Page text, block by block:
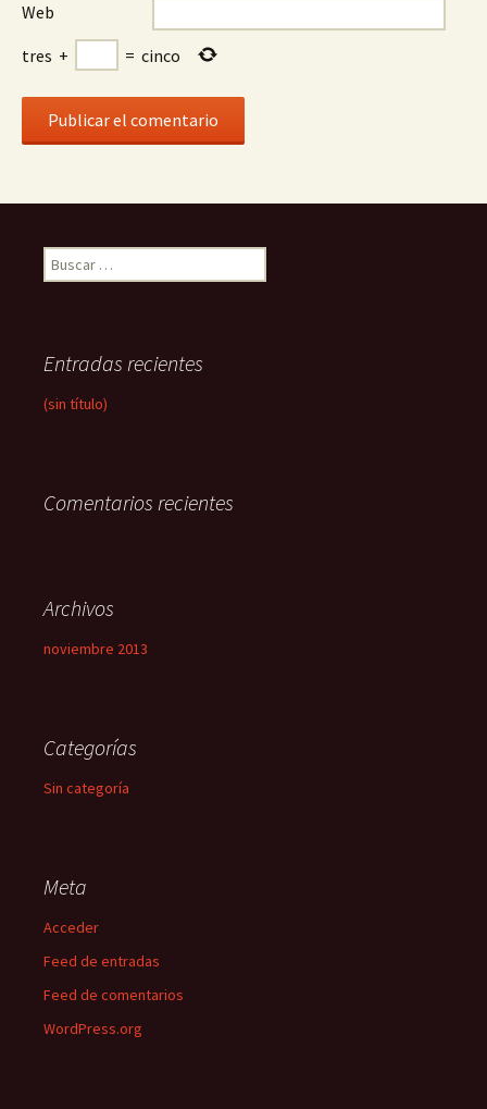
Web
tres + = cinco
Buscar:
Entradas recientes
(sin título)
Comentarios recientes
Archivos
noviembre 2013
Categorías
Sin categoría
Meta
Acceder
Feed de entradas
Feed de comentarios
WordPress.org